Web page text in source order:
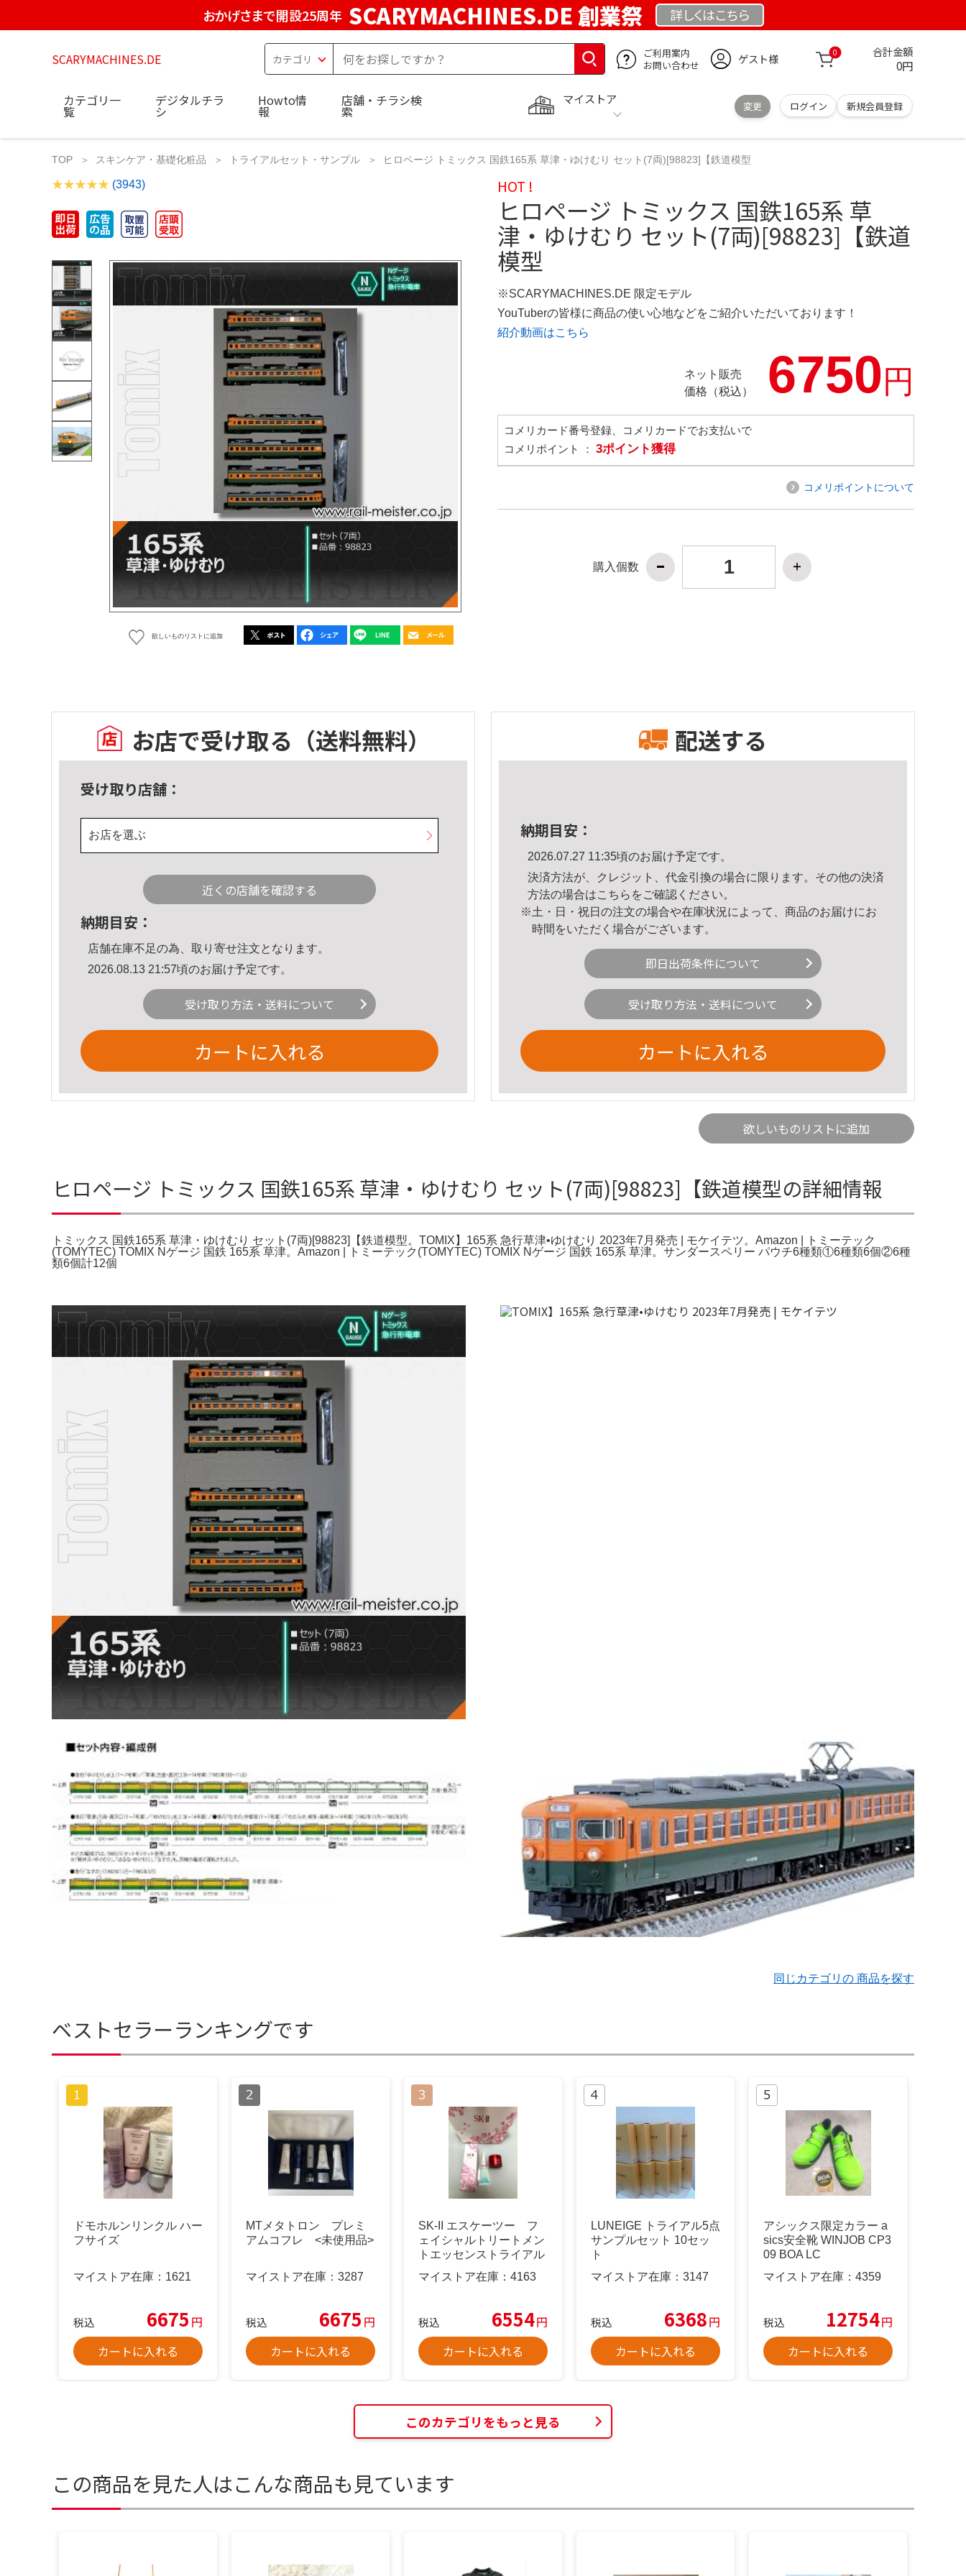
おかげさまで開設25周年 SCARYMACHINES.DE 創業祭 詳しくはこちら
SCARYMACHINES.DE
ご利用案内
お問い合わせ
ゲスト様 0 合計金額
0円
マイストア
変更 ログイン 新規会員登録
カテゴリ一
覧
デジタルチラ
シ
Howto情
報
店舗・チラシ検
索
TOP スキンケア・基礎化粧品 トライアルセット・サンプル ヒロページ トミックス 国鉄165系 草津・ゆけむり セット(7両)[98823]【鉄道模型
(3943)
欲しいものリストに追加
HOT !
ヒロページ トミックス 国鉄165系 草
津・ゆけむり セット(7両)[98823]【鉄道
模型
※SCARYMACHINES.DE 限定モデル
YouTuberの皆様に商品の使い心地などをご紹介いただいております！
紹介動画はこちら
ネット販売
価格（税込）
6750円
コメリカード番号登録、コメリカードでお支払いで
コメリポイント ： 3ポイント獲得
コメリポイントについて
購入個数
お店で受け取る （送料無料）
受け取り店舗：
お店を選ぶ
近くの店舗を確認する
納期目安：
店舗在庫不足の為、取り寄せ注文となります。
2026.08.13 21:57頃のお届け予定です。
受け取り方法・送料について
カートに入れる
配送する
納期目安：
2026.07.27 11:35頃のお届け予定です。
決済方法が、クレジット、代金引換の場合に限ります。その他の決済
方法の場合はこちら をご確認ください。
※土・日・祝日の注文の場合や在庫状況によって、商品のお届けにお
時間をいただく場合がございます。
即日出荷条件について
受け取り方法・送料について
カートに入れる
欲しいものリストに追加
ヒロページ トミックス 国鉄165系 草津・ゆけむり セット(7両)[98823]【鉄道模型の詳細情報
トミックス 国鉄165系 草津・ゆけむり セット(7両)[98823]【鉄道模型。TOMIX】165系 急行草津•ゆけむり 2023年7月発売 | モケイテツ。Amazon | トミーテック
(TOMYTEC) TOMIX Nゲージ 国鉄 165系 草津。Amazon | トミーテック(TOMYTEC) TOMIX Nゲージ 国鉄 165系 草津。サンダースペリー パウチ6種類①6種類6個②6種
類6個計12個
同じカテゴリの 商品を探す
ベストセラーランキングです
ドモホルンリンクル ハー
フサイズ
マイストア在庫： 1621
税込 6675 円
カートに入れる
MTメタトロン プレミ
アムコフレ <未使用品>
マイストア在庫： 3287
税込 6675 円
カートに入れる
SK-II エスケーツー フ
ェイシャルトリートメン
トエッセンストライアル
マイストア在庫： 4163
税込 6554円
カートに入れる
LUNEIGE トライアル5点
サンプルセット 10セッ
ト
マイストア在庫： 3147
税込 6368円
カートに入れる
アシックス限定カラー a
sics安全靴 WINJOB CP3
09 BOA LC
マイストア在庫： 4359
税込 12754円
カートに入れる
このカテゴリをもっと見る
この商品を見た人はこんな商品も見ています